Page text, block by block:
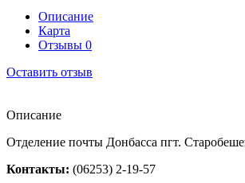
Описание
Карта
Отзывы 0
Оставить отзыв
Описание
Отделение почты Донбасса пгт.
Контакты: (06253) 2-19-57